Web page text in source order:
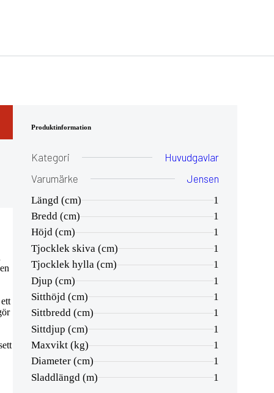
Produktinformation
Kategori
Huvudgavlar
Varumärke
Jensen
Längd (cm)
1
Bredd (cm)
1
Höjd (cm)
1
Tjocklek skiva (cm)
1
Tjocklek hylla (cm)
1
Djup (cm)
1
Sitthöjd (cm)
1
Sittbredd (cm)
1
Sittdjup (cm)
1
Maxvikt (kg)
1
Diameter (cm)
1
Sladdlängd (m)
1